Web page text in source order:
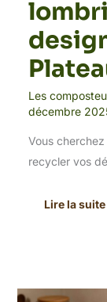
Les
décembre
Vous
recycler vos
Lire la suite